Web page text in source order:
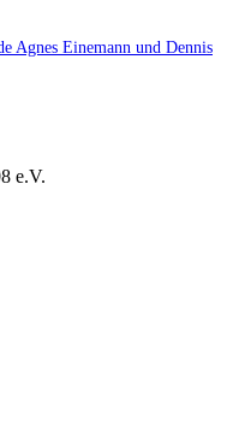
Agnes Einemann und Dennis
e.V.